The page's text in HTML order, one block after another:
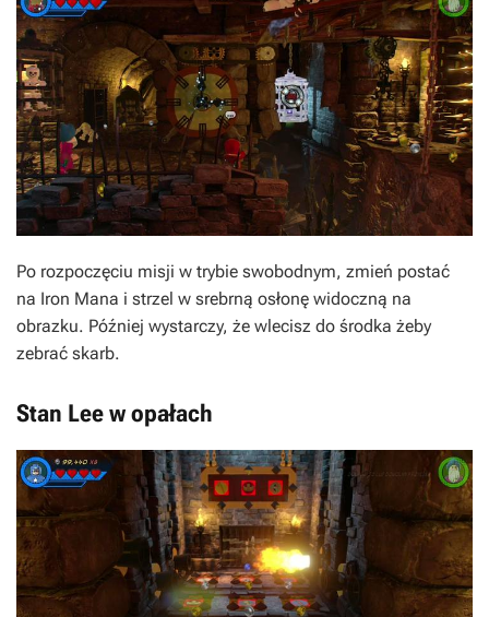
Po rozpoczęciu misji w trybie swobodnym, zmień postać
na Iron Mana i strzel w srebrną osłonę widoczną na
obrazku. Później wystarczy, że wlecisz do środka żeby
zebrać skarb.
Stan Lee w opałach